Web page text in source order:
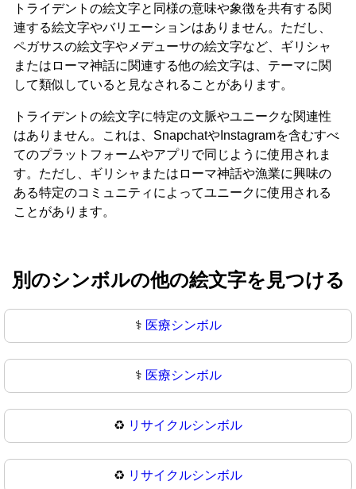
トライデントの絵文字と同様の意味や象徴を共有する関
連する絵文字やバリエーションはありません。ただし、
ペガサスの絵文字やメデューサの絵文字など、ギリシャ
またはローマ神話に関連する他の絵文字は、テーマに関
して類似していると見なされることがあります。
トライデントの絵文字に特定の文脈やユニークな関連性
はありません。これは、SnapchatやInstagramを含むすべ
てのプラットフォームやアプリで同じように使用されま
す。ただし、ギリシャまたはローマ神話や漁業に興味の
ある特定のコミュニティによってユニークに使用される
ことがあります。
別のシンボルの他の絵文字を見つける
⚕️ 医療シンボル
⚕ 医療シンボル
♻️ リサイクルシンボル
♻ リサイクルシンボル